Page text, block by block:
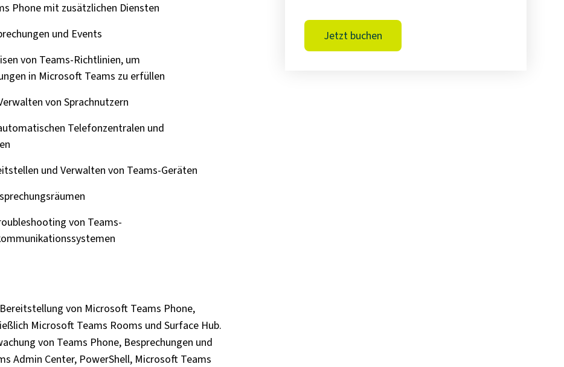
Phone mit zusätzlichen Diensten
und Events
von Teams-Richtlinien, um
in Microsoft Teams zu erfüllen
von Sprachnutzern
Telefonzentralen und
und Verwalten von Teams-Geräten
von Teams-
von Microsoft Teams Phone,
Microsoft Teams Rooms und Surface Hub.
von Teams Phone, Besprechungen und
Admin Center, PowerShell, Microsoft Teams
Jetzt buchen